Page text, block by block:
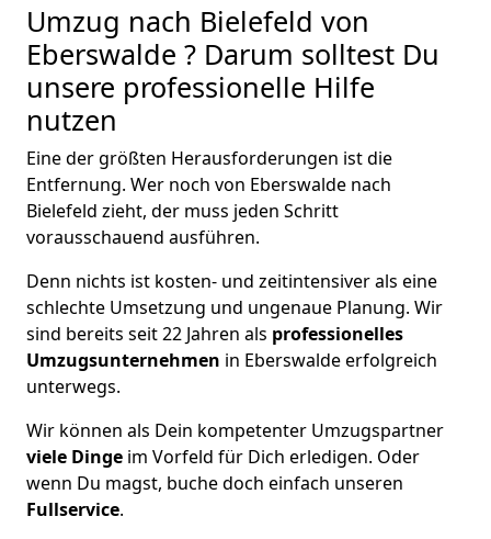
Umzug nach Bielefeld von
Eberswalde ? Darum solltest Du
unsere professionelle Hilfe
nutzen
Eine der größten Herausforderungen ist die
Entfernung. Wer noch von Eberswalde nach
Bielefeld zieht, der muss jeden Schritt
vorausschauend ausführen.
Denn nichts ist kosten- und zeitintensiver als eine
schlechte Umsetzung und ungenaue Planung. Wir
sind bereits seit 22 Jahren als professionelles
Umzugsunternehmen in Eberswalde erfolgreich
unterwegs.
Wir können als Dein kompetenter Umzugspartner
viele Dinge im Vorfeld für Dich erledigen. Oder
wenn Du magst, buche doch einfach unseren
Fullservice.